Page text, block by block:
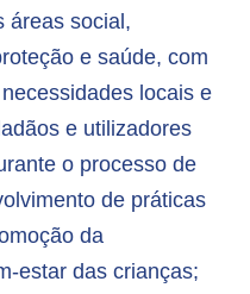
áreas social,
e saúde, com
locais e
e utilizadores
o processo de
de práticas
da
estar das crianças;